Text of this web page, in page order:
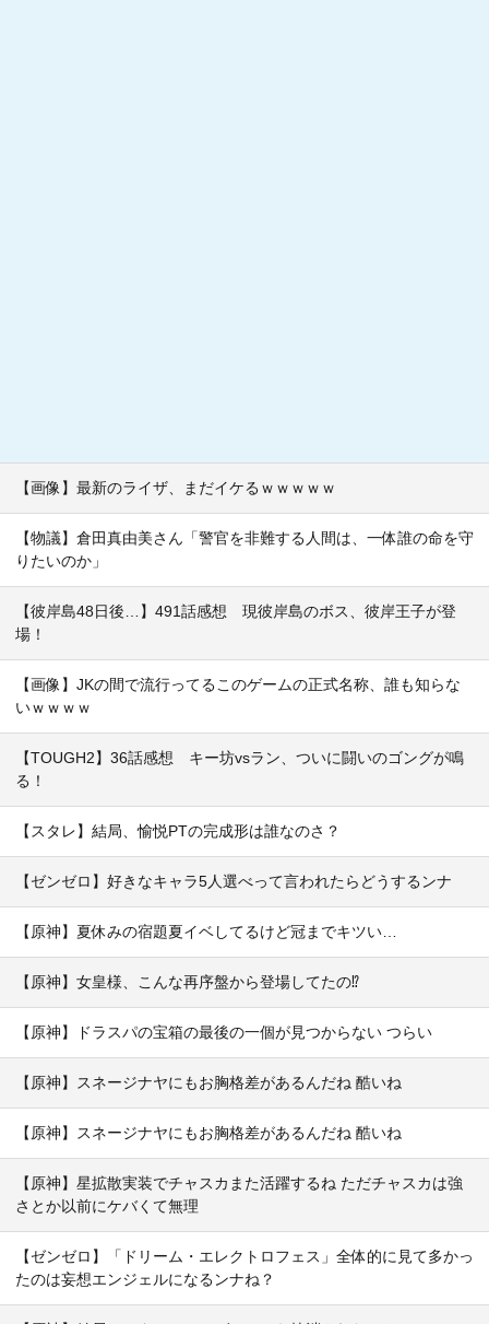
【画像】最新のライザ、まだイケるｗｗｗｗｗ
【物議】倉田真由美さん「警官を非難する人間は、一体誰の命を守
りたいのか」
【彼岸島48日後…】491話感想 現彼岸島のボス、彼岸王子が登
場！
【画像】JKの間で流行ってるこのゲームの正式名称、誰も知らな
いｗｗｗｗ
【TOUGH2】36話感想 キー坊vsラン、ついに闘いのゴングが鳴
る！
【スタレ】結局、愉悦PTの完成形は誰なのさ？
【ゼンゼロ】好きなキャラ5人選べって言われたらどうするンナ
【原神】夏休みの宿題夏イベしてるけど冠までキツい…
【原神】女皇様、こんな再序盤から登場してたの⁉
【原神】ドラスパの宝箱の最後の一個が見つからない つらい
【原神】スネージナヤにもお胸格差があるんだね 酷いね
【原神】スネージナヤにもお胸格差があるんだね 酷いね
【原神】星拡散実装でチャスカまた活躍するね ただチャスカは強
さとか以前にケバくて無理
【ゼンゼロ】「ドリーム・エレクトロフェス」全体的に見て多かっ
たのは妄想エンジェルになるンナね？